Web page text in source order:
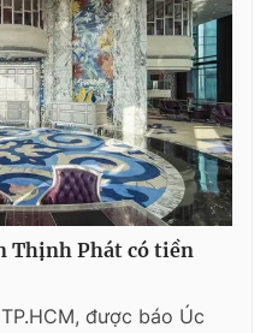
Thịnh Phát có tiền
được báo Úc